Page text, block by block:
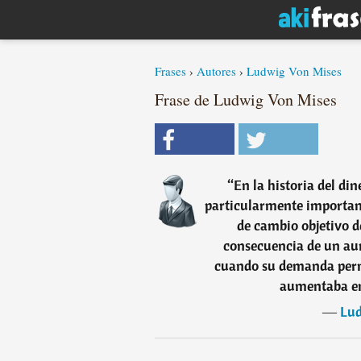
Frases › Autores › Ludwig Von Mises
Frase de Ludwig Von Mises
“En la historia del
particularmente
de cambio objetivo
consecuencia de un
cuando su demanda
aumentaba
―